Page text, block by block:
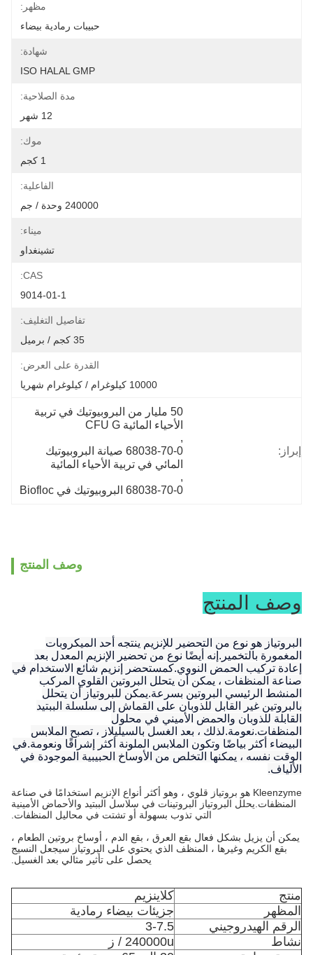
مظهر:
حبيبات رمادية بيضاء
شهادة:
ISO HALAL GMP
مدة الصلاحية:
12 شهر
موك:
1 كجم
الفاعلية:
240000 وحدة / جم
ميناء:
تشينغداو
CAS:
9014-01-1
تفاصيل التغليف:
35 كجم / برميل
القدرة على العرض:
10000 كيلوغرام / كيلوغرام شهريا
إبراز:
الأحياء المائية CFU G
,
المائي في تربية الأحياء المائية
,
68038-70-0 البروبيوتيك في Biofloc
وصف المنتج
وصف المنتج
البروتياز هو نوع من التحضير للإنزيم ينتجه أحد الميكروبات
المغمورة بالتخمير.إنه أيضًا نوع من تحضير الإنزيم المعدل بعد
إعادة تركيب الحمض النووي.كمستحضر إنزيم شائع الاستخدام في
صناعة المنظفات ، يمكن أن يتحلل البروتين القلوي المركب
المنشط الرئيسي البروتين بسرعة.يمكن للبروتياز أن يتحلل
بالبروتين غير القابل للذوبان على القماش إلى سلسلة الببتيد
القابلة للذوبان والحمض الأميني في محلول
المنظفات.نعومة.لذلك ، بعد الغسل بالسيليلاز ، تصبح الملابس
البيضاء أكثر بياضًا وتكون الملابس الملونة أكثر إشراقًا ونعومة.في
الوقت نفسه ، يمكنها التخلص من الأوساخ الحبيبية الموجودة في
الألياف.
Kleenzyme هو بروتياز قلوي ، وهو أكثر أنواع الإنزيم استخدامًا في صناعة
المنظفات.يحلل البروتياز البروتينات في سلاسل الببتيد والأحماض الأمينية
التي تذوب بسهولة أو تشتت في محاليل المنظفات.
يمكن أن يزيل بشكل فعال بقع العرق ، بقع الدم ، أوساخ بروتين الطعام ،
بقع الكريم وغيرها ، المنظف الذي يحتوي على البروتياز سيجعل النسيج
يحصل على تأثير مثالي بعد الغسيل.
منتج
كلاينزيم
المظهر
جزيئات بيضاء رمادية
الرقم الهيدروجيني
3-7.5
نشاط
240000u / ز